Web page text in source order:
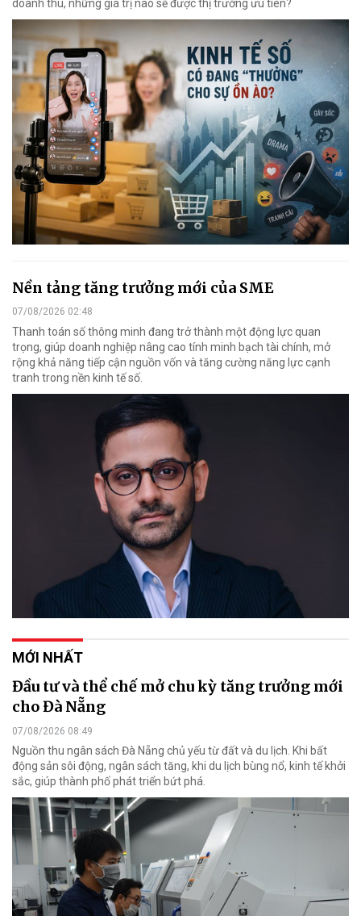
doanh thu, những giá trị nào sẽ được thị trường ưu tiên?
Nền tảng tăng trưởng mới của SME
07/08/2026 02:48
Thanh toán số thông minh đang trở thành một động lực quan
trọng, giúp doanh nghiệp nâng cao tính minh bạch tài chính, mở
rộng khả năng tiếp cận nguồn vốn và tăng cường năng lực cạnh
tranh trong nền kinh tế số.
MỚI NHẤT
Đầu tư và thể chế mở chu kỳ tăng trưởng mới
cho Đà Nẵng
07/08/2026 08:49
Nguồn thu ngân sách Đà Nẵng chủ yếu từ đất và du lịch. Khi bất
động sản sôi động, ngân sách tăng, khi du lịch bùng nổ, kinh tế khởi
sắc, giúp thành phố phát triển bứt phá.